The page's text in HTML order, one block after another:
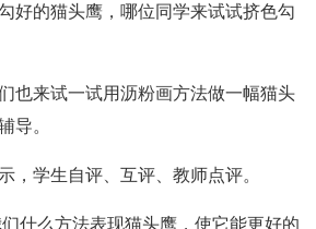
好的猫头鹰，哪位同学来试试挤色勾
也来试一试用沥粉画方法做一幅猫头
导。
，学生自评、互评、教师点评。
什么方法表现猫头鹰，使它能更好的